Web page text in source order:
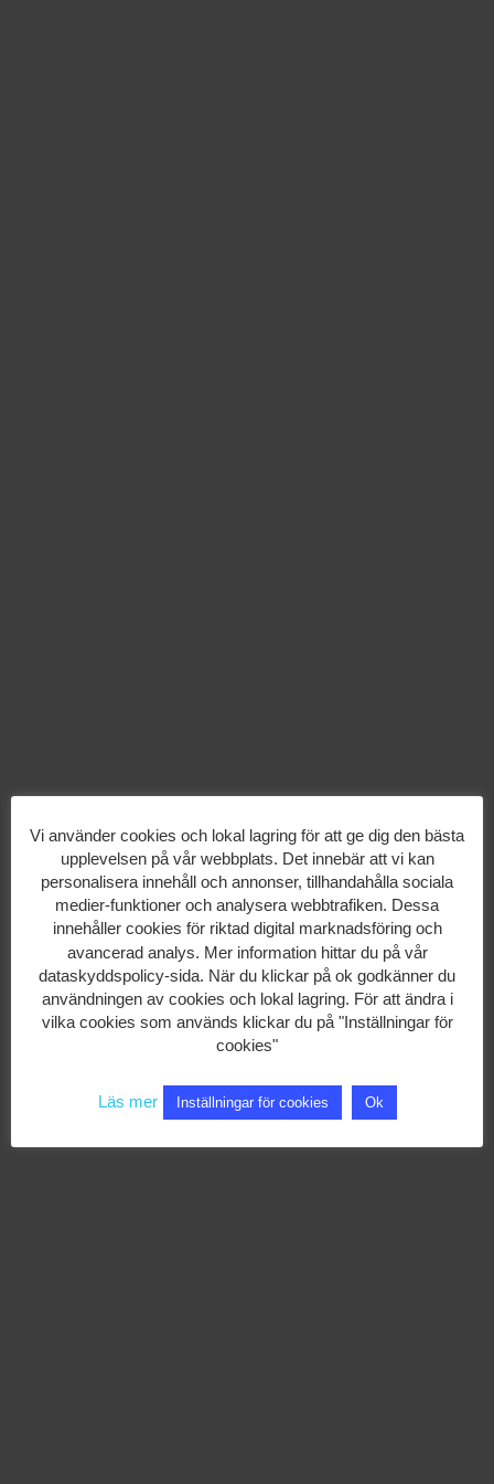
Vi använder cookies och lokal lagring för att ge dig den bästa
upplevelsen på vår webbplats. Det innebär att vi kan
personalisera innehåll och annonser, tillhandahålla sociala
medier-funktioner och analysera webbtrafiken. Dessa
innehåller cookies för riktad digital marknadsföring och
avancerad analys. Mer information hittar du på vår
dataskyddspolicy-sida. När du klickar på ok godkänner du
användningen av cookies och lokal lagring. För att ändra i
vilka cookies som används klickar du på "Inställningar för
cookies"
Läs mer Inställningar för cookies Ok